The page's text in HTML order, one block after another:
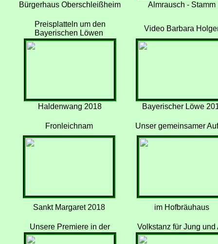
Bürgerhaus Oberschleißheim Almrausch - Stamm
Preisplatteln um den
Bayerischen Löwen
Video Barbara
Haldenwang 2018 Bayerischer Löwe
Fronleichnam Unser gemeinsamer
Sankt Margaret 2018 im Hofbräuhaus
Unsere Premiere in der Volkstanz für Jung und